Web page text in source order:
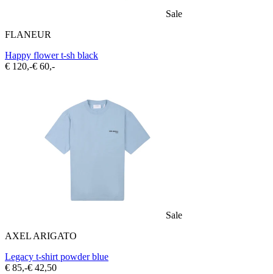
Sale
FLANEUR
Happy flower t-sh black
€ 120,-€ 60,-
Sale
AXEL ARIGATO
Legacy t-shirt powder blue
€ 85,-€ 42,50